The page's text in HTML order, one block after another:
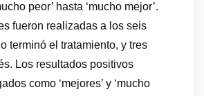
peor’ hasta ‘mucho mejor’.
fueron realizadas a los seis
terminó el tratamiento, y tres
Los resultados positivos
como ‘mejores’ y ‘mucho